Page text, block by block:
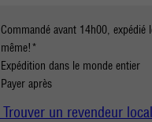
Commandé avant 14h00, expédié
même!*
Expédition dans le monde entier
Payer après
Trouver un revendeur local